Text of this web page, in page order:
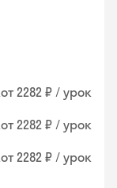
от 2282 ₽ / урок
от 2282 ₽ / урок
от 2282 ₽ / урок